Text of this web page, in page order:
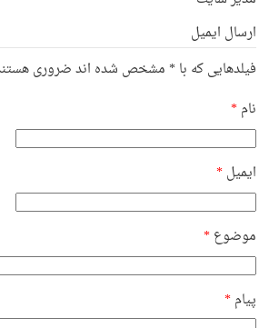
مدیر سایت
ارسال ایمیل
فیلدهایی که با*
مشخص شده اند ضروری هستند
نام*
ایمیل*
موضوع*
پیام*